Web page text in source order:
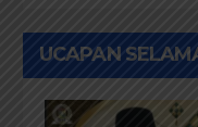
UCAPAN